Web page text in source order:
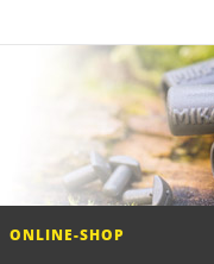
ONLINE-SHOP